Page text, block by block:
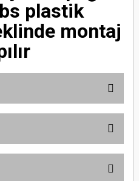
plastik
montaj